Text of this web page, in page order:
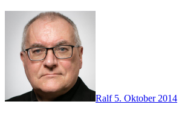
Ralf 5. Oktober 2014